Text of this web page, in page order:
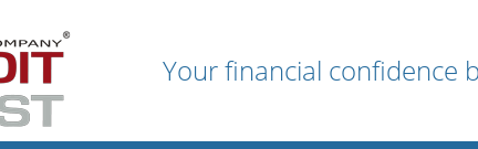
Your financial confidence